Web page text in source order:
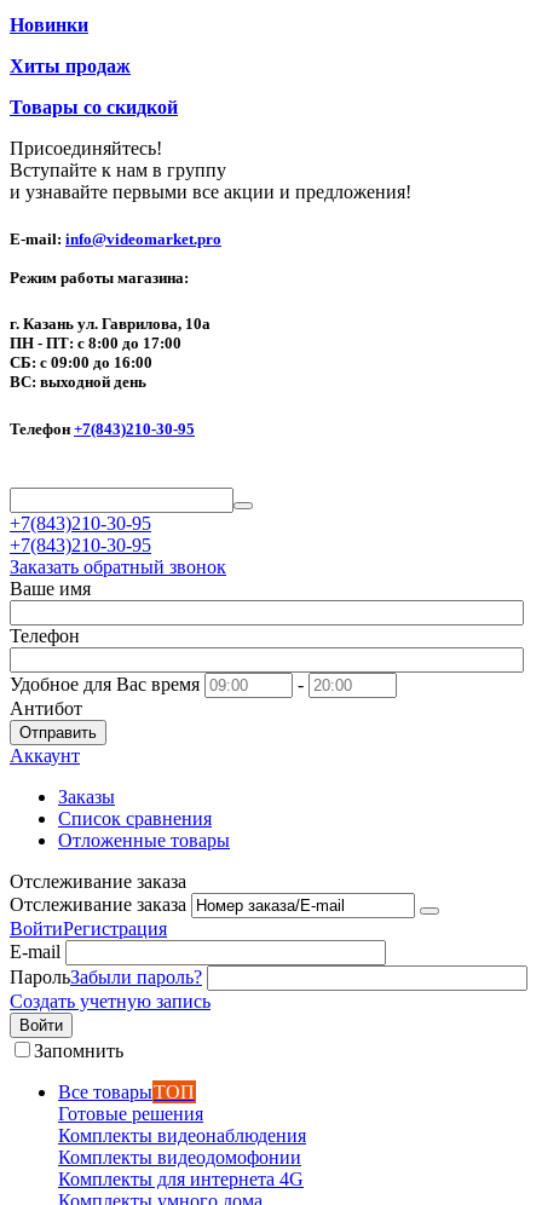
Новинки
Хиты продаж
Товары со скидкой
Присоединяйтесь!
Вступайте к нам в группу
и узнавайте первыми все акции и предложения!
E-mail: info@videomarket.pro
Режим работы магазина:
г. Казань ул. Гаврилова, 10а
ПН - ПТ: с 8:00 до 17:00
СБ: с 09:00 до 16:00
ВС: выходной день
Телефон +7(843)210-30-95
+7(843)210-30-95
+7(843)210-30-95
Заказать обратный звонок
Ваше имя
Телефон
Удобное для Вас время
-
Антибот
Отправить
Аккаунт
Заказы
Список сравнения
Отложенные товары
Отслеживание заказа
Отслеживание заказа
ВойтиРегистрация
E-mail
ПарольЗабыли пароль?
Создать учетную запись
Войти
Запомнить
Все товарыТОП
Готовые решения
Комплекты видеонаблюдения
Комплекты видеодомофонии
Комплекты для интернета 4G
Комплекты умного дома